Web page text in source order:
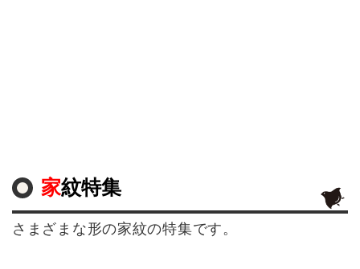
家紋特集
さまざまな形の家紋の特集です。